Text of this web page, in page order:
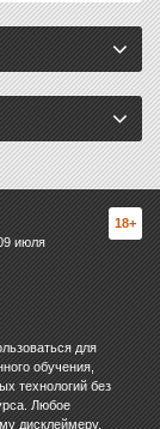
июля
18+
для
обучения,
технологий без
Любое
дисклеймеру,